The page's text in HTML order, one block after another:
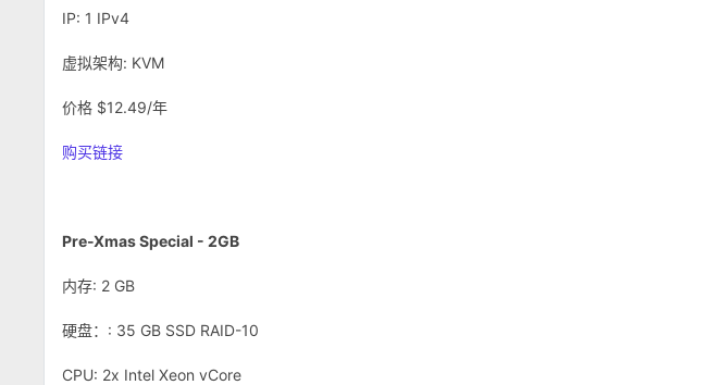
IP: 1 IPv4
虚拟架构: KVM
价格 $12.49/年
购买链接
Pre-Xmas Special - 2GB
内存: 2 GB
硬盘：: 35 GB SSD RAID-10
CPU: 2x Intel Xeon vCore